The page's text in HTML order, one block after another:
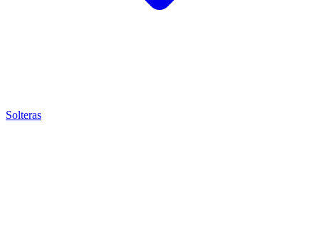
Solteras